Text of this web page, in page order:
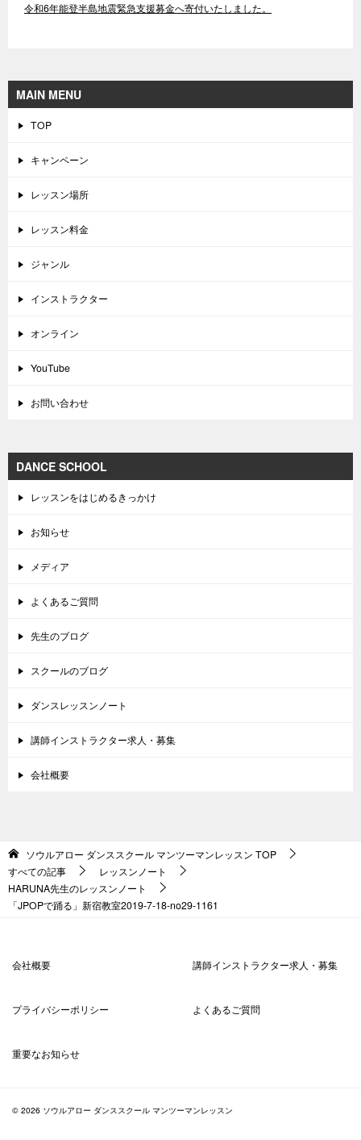
令和6年能登半島地震緊急支援募金へ寄付いたしました。
MAIN MENU
TOP
キャンペーン
レッスン場所
レッスン料金
ジャンル
インストラクター
オンライン
YouTube
お問い合わせ
DANCE SCHOOL
レッスンをはじめるきっかけ
お知らせ
メディア
よくあるご質問
先生のブログ
スクールのブログ
ダンスレッスンノート
講師インストラクター求人・募集
会社概要
ソウルアロー ダンススクール マンツーマンレッスン TOP
すべての記事
レッスンノート
HARUNA先生のレッスンノート
「JPOPで踊る」新宿教室2019-7-18-no29-1161
会社概要 講師インストラクター求人・募集
プライバシーポリシー よくあるご質問
重要なお知らせ
© 2026 ソウルアロー ダンススクール マンツーマンレッスン